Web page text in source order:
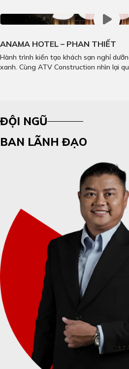
ANAMA HOTEL – PHAN THIẾT
Hành trình kiến tạo khách sạn nghỉ
xanh. Cùng ATV Construction nhìn lại
ĐỘI NGŨ
BAN LÃNH ĐẠO